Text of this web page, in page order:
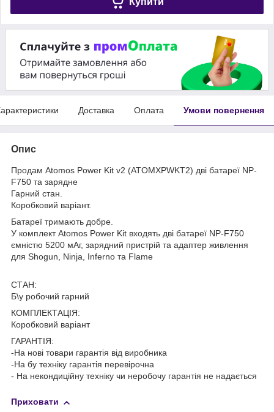
Доставка Оплата Умови повернення
Опис
Продам Atomos Power Kit v2 (ATOMXPWKT2) дві батареї NP-
F750 та зарядне
Гарний стан.
Коробковий варіант.
Батареї тримають добре.
У комплект Atomos Power Kit входять дві батареї NP-F750
ємністю 5200 мАг, зарядний пристрій та адаптер живлення
для Shogun, Ninja, Inferno та Flame
СТАН:
Б\у робочий гарний
КОМПЛЕКТАЦІЯ:
Коробковий варіант
ГАРАНТІЯ:
-На нові товари гарантія від виробника
-На бу техніку гарантія перевірочна
- На некондиційну техніку чи неробочу гарантія не надається
Приховати